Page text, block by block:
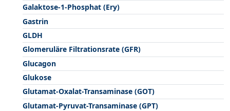
Galaktose-1-Phosphat (Ery)
Gastrin
GLDH
Glomeruläre Filtrationsrate (GFR)
Glucagon
Glukose
Glutamat-Oxalat-Transaminase (GOT)
Glutamat-Pyruvat-Transaminase (GPT)